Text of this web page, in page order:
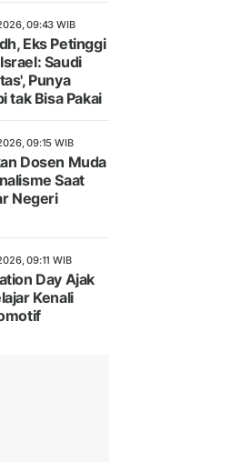
09:43 WIB
Eks Petinggi
Saudi
Punya
tak Bisa Pakai
09:15 WIB
Dosen Muda
Saat
Negeri
09:11 WIB
Day Ajak
Kenali